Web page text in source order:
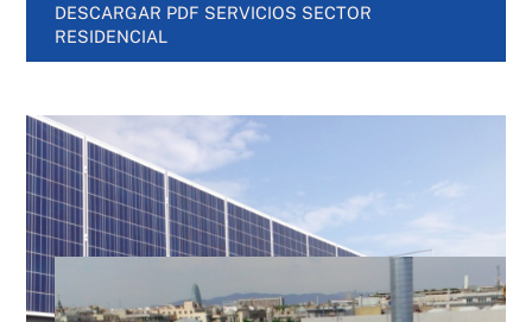
DESCARGAR PDF SERVICIOS SECTOR
RESIDENCIAL